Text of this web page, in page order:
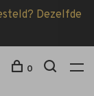
Dezelfde
0